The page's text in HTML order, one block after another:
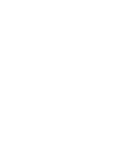
Özyalçıner Kitabı